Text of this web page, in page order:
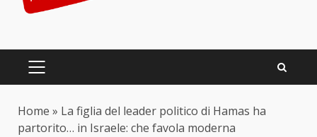
PRIMARY
Home » La figlia del leader politico di Hamas ha
partorito… in Israele: che favola moderna